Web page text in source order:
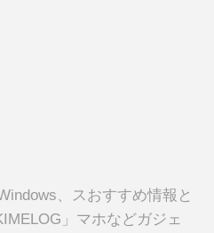
、スおすすめ情報と
」マホなどガジェ